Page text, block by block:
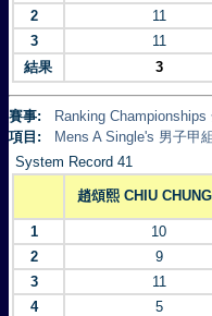
2
11
3
11
結果
3
賽事:
Ranking
項目:
Mens A Single's 男子甲組
System Record 41
趙頌熙 CHIU
1
10
2
9
3
11
4
5